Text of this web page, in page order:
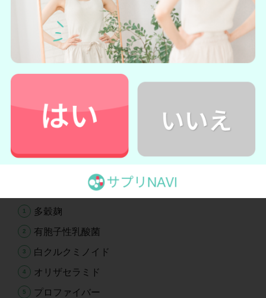
クレンズメイトの詳細を見る
クレンズメイトの成分は？危なく
ない?
本章では、クレンズメイトの成分について詳しくご紹
多穀麹
有胞子性乳酸菌
白クルクミノイド
オリザセラミド
プロファイバー